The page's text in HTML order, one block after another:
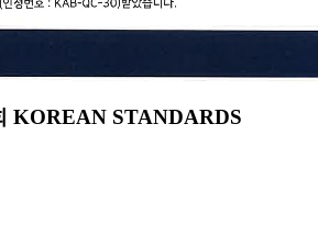
KOREAN STANDARDS